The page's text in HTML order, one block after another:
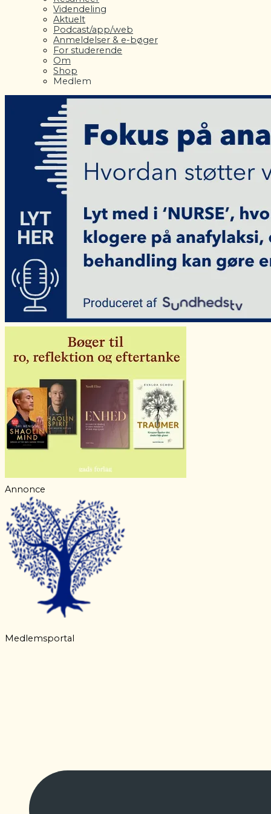
Videndeling
Aktuelt
Podcast/app/web
Anmeldelser & e-bøger
For studerende
Om
Shop
Medlem
Annonce
Medlemsportal